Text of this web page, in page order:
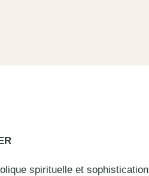
spirituelle et sophistication